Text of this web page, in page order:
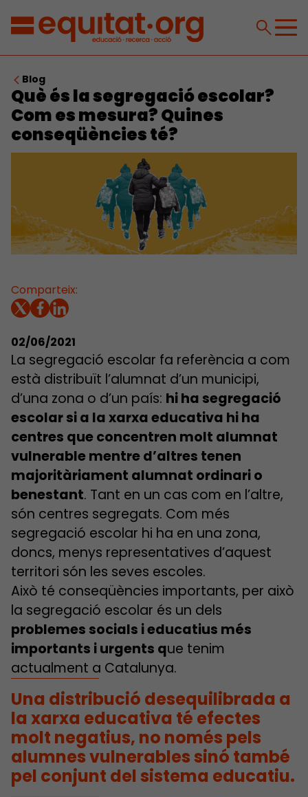
Blog
Què és la segregació escolar?
Com es mesura? Quines
conseqüències té?
Comparteix:
02/06/2021
La segregació escolar fa referència a com
està distribuït l’alumnat d’un municipi,
d’una zona o d’un país: hi ha segregació
escolar si a la xarxa educativa hi ha
centres que concentren molt alumnat
vulnerable mentre d’altres tenen
majoritàriament alumnat ordinari o
benestant. Tant en un cas com en l’altre,
són centres segregats. Com més
segregació escolar hi ha en una zona,
doncs, menys representatives d’aquest
territori són les seves escoles.
Això té conseqüències importants, per això
la segregació escolar és un dels
problemes socials i educatius més
importants i urgents que tenim
actualment a Catalunya.
Una distribució desequilibrada a
la xarxa educativa té efectes
molt negatius, no només pels
alumnes vulnerables sinó també
pel conjunt del sistema educatiu.